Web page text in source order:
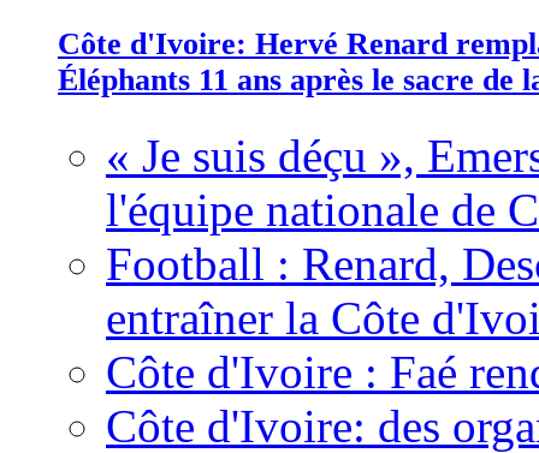
Côte d'Ivoire: Hervé Renard
Éléphants 11 ans après le sacre de
« Je suis déçu »,
l'équipe nationale de
Football : Renard,
entraîner la Côte
Côte d'Ivoire : Faé
Côte d'Ivoire: des